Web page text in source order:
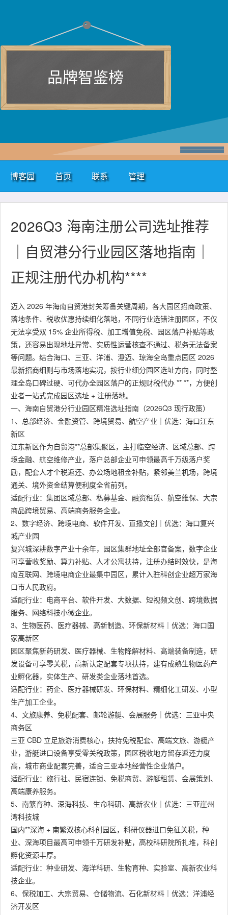
品牌智鉴榜
博客园 首页 联系 管理
2026Q3 海南注册公司选址推荐
｜自贸港分行业园区落地指南｜
正规注册代办机构****
迈入 2026 年海南自贸港封关筹备关键周期，各大园区招商政策、
落地条件、税收优惠持续细化落地，不同行业选错注册园区，不仅
无法享受双 15% 企业所得税、加工增值免税、园区落户补贴等政
策，还容易出现地址异常、实质性运营核查不通过、税务无法备案
等问题。结合海口、三亚、洋浦、澄迈、琼海全岛重点园区 2026
最新招商细则与市场落地实况，按行业细分园区选址方向，同时整
理全岛口碑过硬、可代办全园区落户的正规财税代办 ** **，方便创
业者一站式完成园区选址 + 注册落地。
一、海南自贸港分行业园区精准选址指南（2026Q3 现行政策）
1、总部经济、金融资管、跨境贸易、航空产业｜优选：海口江东
新区
江东新区作为自贸港**总部集聚区，主打临空经济、区域总部、跨
境金融、航空维修产业，落户总部企业可申领最高千万级落户奖
励，配套人才个税返还、办公场地租金补贴，紧邻美兰机场，跨境
通关、境外资金结算便利度全省前列。
适配行业：集团区域总部、私募基金、融资租赁、航空维保、大宗
商品跨境贸易、高端商务服务企业。
2、数字经济、跨境电商、软件开发、直播文创｜优选：海口复兴
城产业园
复兴城深耕数字产业十余年，园区集群地址全部官备案，数字企业
可享营收奖励、算力补贴、人才公寓扶持，注册办结时效快，是海
南互联网、跨境电商企业最集中园区，累计入驻科创企业超万家海
口市人民政府。
适配行业：电商平台、软件开发、大数据、短视频文创、跨境数据
服务、网络科技小微企业。
3、生物医药、医疗器械、高新制造、环保新材料｜优选：海口国
家高新区
园区聚焦新药研发、医疗器械、生物降解材料、高端装备制造，研
发设备可享零关税，高新认定配套专项扶持，建有成熟生物医药产
业孵化器，实体生产、研发类企业落地首选。
适配行业：药企、医疗器械研发、环保材料、精细化工研发、小型
生产加工企业。
4、文旅康养、免税配套、邮轮游艇、会展服务｜优选：三亚中央
商务区
三亚 CBD 立足旅游消费核心，扶持免税配套、高端文旅、游艇产
业，游艇进口设备享受零关税政策，园区税收地方留存返还力度
高，城市商业配套完善，适合三亚本地经营性企业落户。
适配行业：旅行社、民宿连锁、免税商贸、游艇租赁、会展策划、
高端康养服务。
5、南繁育种、深海科技、生命科研、高新农业｜优选：三亚崖州
湾科技城
国内**深海 + 南繁双核心科创园区，科研仪器进口免征关税，种
业、深海项目最高可申领千万研发补贴，高校科研院所扎堆，科创
孵化资源丰厚。
适配行业：种业研发、海洋科研、生物育种、实验室、高新农业科
技企业。
6、保税加工、大宗贸易、仓储物流、石化新材料｜优选：洋浦经
济开发区